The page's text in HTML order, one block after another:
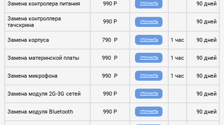
Замена контролера питания 990 P УТОЧНИТЬ 90 дней
Замена контроллера
тачскрина
990 P УТОЧНИТЬ 90 дней
Замена корпуса 790 P УТОЧНИТЬ 1 час 90 дней
Замена материнской платы 990 P УТОЧНИТЬ 1 час 90 дней
Замена микрофона 990 P УТОЧНИТЬ 1 час 90 дней
Замена модуля 2G-3G сетей 990 P УТОЧНИТЬ 90 дней
Замена модуля Bluetooth 990 P УТОЧНИТЬ 90 дней